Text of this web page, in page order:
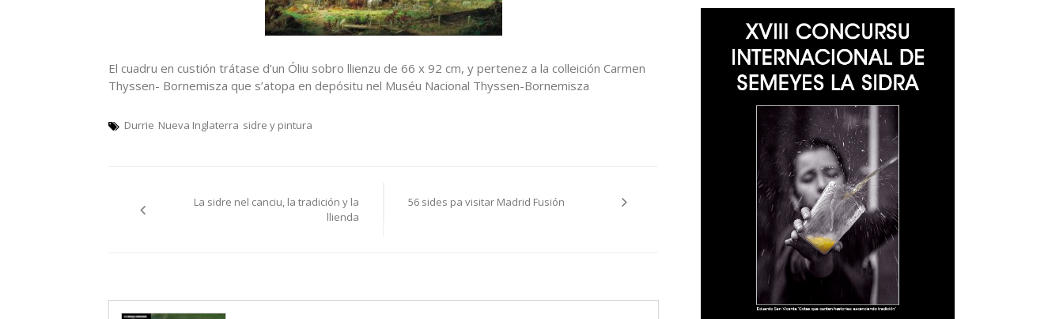
El cuadru en custión trátase d’un Óliu sobro llienzu de 66 x 92 cm, y pertenez a la colleición Carmen
Thyssen- Bornemisza que s’atopa en depósitu nel Muséu Nacional Thyssen-Bornemisza
Durrie Nueva Inglaterra sidre y pintura
pelos
La sidre nel canciu, la tradición y la
llienda
56 sides pa visitar Madrid Fusión